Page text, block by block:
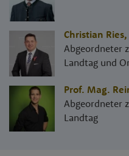
Christian Ries,
Abgeordneter
Landtag und
Prof. Mag.
Abgeordneter
Landtag